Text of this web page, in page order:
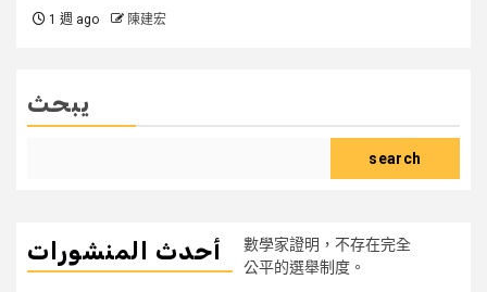
1 週 ago 陳建宏
يبحث
search
أحدث المنشورات
數學家證明，不存在完全
公平的選舉制度。